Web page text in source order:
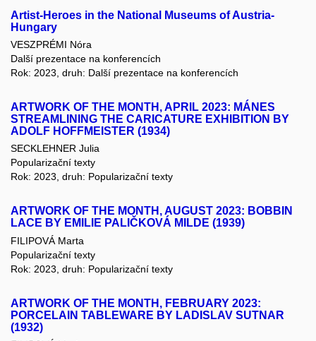
Artist-Heroes in the National Museums of Austria-
Hungary
VESZPRÉMI Nóra
Další prezentace na konferencích
Rok: 2023, druh: Další prezentace na konferencích
ARTWORK OF THE MONTH, APRIL 2023: MÁNES
STREAMLINING THE CARICATURE EXHIBITION BY
ADOLF HOFFMEISTER (1934)
SECKLEHNER Julia
Popularizační texty
Rok: 2023, druh: Popularizační texty
ARTWORK OF THE MONTH, AUGUST 2023: BOBBIN
LACE BY EMILIE PALIČKOVÁ MILDE (1939)
FILIPOVÁ Marta
Popularizační texty
Rok: 2023, druh: Popularizační texty
ARTWORK OF THE MONTH, FEBRUARY 2023:
PORCELAIN TABLEWARE BY LADISLAV SUTNAR
(1932)